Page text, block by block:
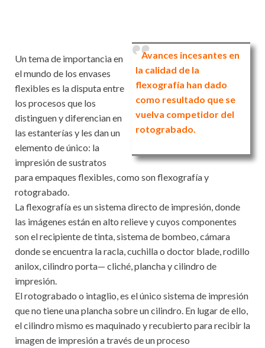
Avances incesantes en
la calidad de la
flexografía han dado
como resultado que se
vuelva competidor del
rotograbado.
Un tema de importancia en
el mundo de los envases
flexibles es la disputa entre
los procesos que los
distinguen y diferencian en
las estanterías y les dan un
elemento de único: la
impresión de sustratos
para empaques flexibles, como son flexografía y
rotograbado.
La flexografía es un sistema directo de impresión, donde
las imágenes están en alto relieve y cuyos componentes
son el recipiente de tinta, sistema de bombeo, cámara
donde se encuentra la racla, cuchilla o doctor blade, rodillo
anilox, cilindro porta— cliché, plancha y cilindro de
impresión.
El rotograbado o intaglio, es el único sistema de impresión
que no tiene una plancha sobre un cilindro. En lugar de ello,
el cilindro mismo es maquinado y recubierto para recibir la
imagen de impresión a través de un proceso